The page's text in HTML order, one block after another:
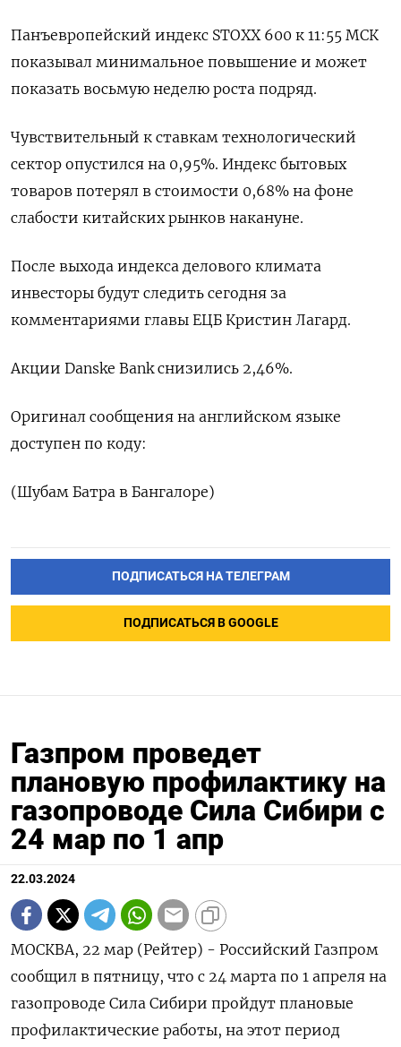
Панъевропейский индекс STOXX 600 к 11:55 МСК
показывал минимальное повышение и может
показать восьмую неделю роста подряд.
Чувствительный к ставкам технологический
сектор опустился на 0,95%. Индекс бытовых
товаров потерял в стоимости 0,68% на фоне
слабости китайских рынков накануне.
После выхода индекса делового климата
инвесторы будут следить сегодня за
комментариями главы ЕЦБ Кристин Лагард.
Акции Danske Bank снизились 2,46%.
Оригинал сообщения на английском языке
доступен по коду:
(Шубам Батра в Бангалоре)
ПОДПИСАТЬСЯ НА ТЕЛЕГРАМ
ПОДПИСАТЬСЯ В GOOGLE
Газпром проведет
плановую профилактику на
газопроводе Cила Сибири с
24 мар по 1 апр
22.03.2024
МОСКВА, 22 мар (Рейтер) - Российский Газпром
сообщил в пятницу, что с 24 марта по 1 апреля на
газопроводе Сила Сибири пройдут плановые
профилактические работы, на этот период